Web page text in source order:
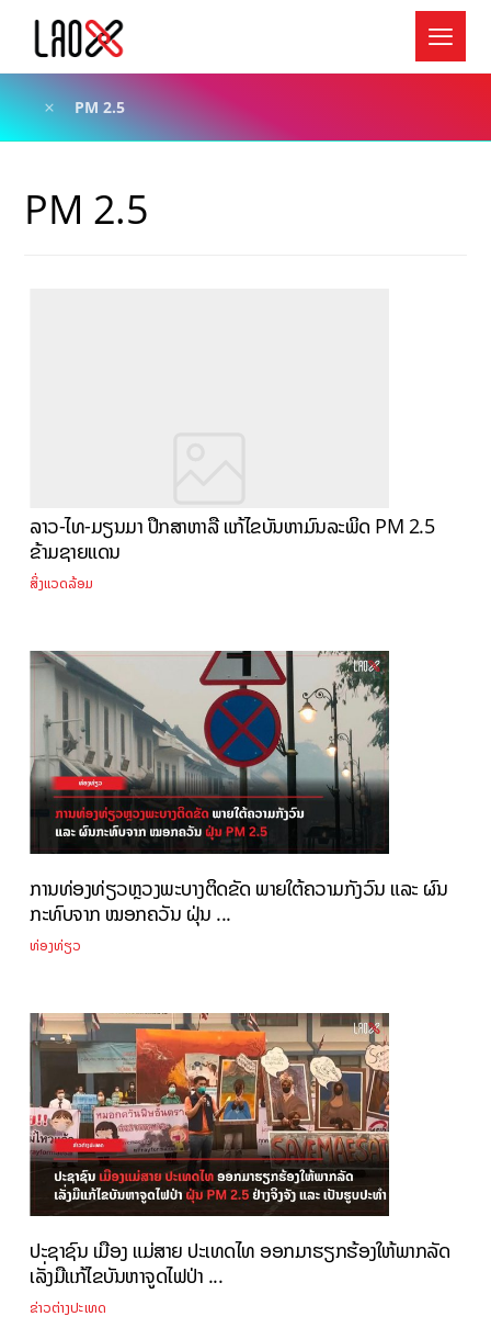
PM 2.5
PM 2.5
ລາວ-ໄທ-ມຽນມາ ປຶກສາຫາລື ແກ້ໄຂບັນຫາມົນລະພິດ PM 2.5
ຂ້າມຊາຍແດນ
ສິ່ງແວດລ້ອມ
ການທ່ອງທ່ຽວຫຼວງພະບາງຕິດຂັດ ພາຍໃຕ້ຄວາມກັງວົນ ແລະ ຜົນ
ກະທົບຈາກ ໝອກຄວັນ ຝຸ່ນ ...
ທ່ອງທ່ຽວ
ປະຊາຊົນ ເມືອງ ແມ່ສາຍ ປະເທດໄທ ອອກມາຮຽກຮ້ອງໃຫ້ພາກລັດ
ເລັ່ງມືແກ້ໄຂບັນຫາຈູດໄຟປ່າ ...
ຂ່າວຕ່າງປະເທດ